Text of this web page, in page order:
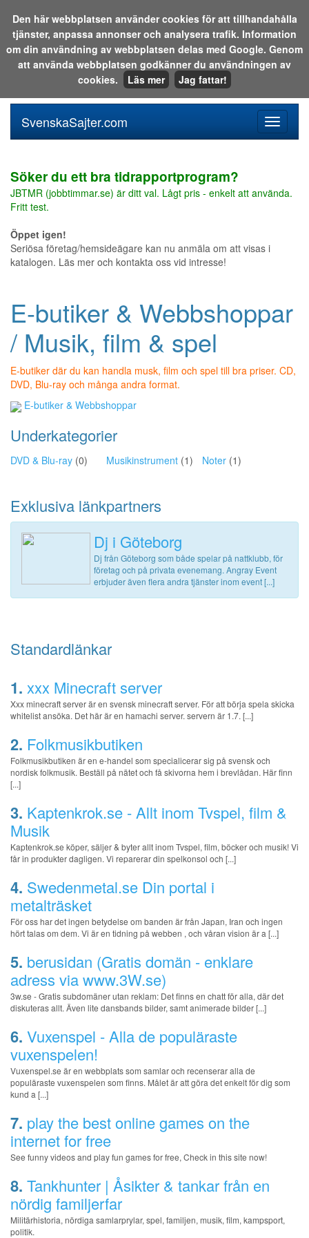
Sök i katalogen eller på webben:
meny
SvenskaSajter.com
Söker du ett bra tidrapportprogram?
JBTMR (jobbtimmar.se) är ditt val. Lågt pris - enkelt att använda.
Fritt test.
Öppet igen!
Seriösa företag/hemsideägare kan nu anmäla om att visas i
katalogen. Läs mer och kontakta oss vid intresse!
E-butiker & Webbshoppar
/ Musik, film & spel
E-butiker där du kan handla musk, film och spel till bra priser. CD,
DVD, Blu-ray och många andra format.
E-butiker & Webbshoppar
Underkategorier
DVD & Blu-ray (0) Musikinstrument (1) Noter (1)
Exklusiva länkpartners
Dj i Göteborg
Dj från Göteborg som både spelar på nattklubb, för
företag och på privata evenemang. Angray Event
erbjuder även flera andra tjänster inom event [...]
Standardlänkar
1. xxx Minecraft server
Xxx minecraft server är en svensk minecraft server. För att börja spela skicka
whitelist ansöka. Det här är en hamachi server. servern är 1.7. [...]
2. Folkmusikbutiken
Folkmusikbutiken är en e-handel som specialicerar sig på svensk och
nordisk folkmusik. Beställ på nätet och få skivorna hem i brevlådan. Här finn
[...]
3. Kaptenkrok.se - Allt inom Tvspel, film &
Musik
Kaptenkrok.se köper, säljer & byter allt inom Tvspel, film, böcker och musik! Vi
får in produkter dagligen. Vi reparerar din spelkonsol och [...]
4. Swedenmetal.se Din portal i
metalträsket
För oss har det ingen betydelse om banden är från Japan, Iran och ingen
hört talas om dem. Vi är en tidning på webben , och våran vision är a [...]
5. berusidan (Gratis domän - enklare
adress via www.3W.se)
3w.se - Gratis subdomäner utan reklam: Det finns en chatt för alla, där det
diskuteras allt. Även lite dansbands bilder, samt animerade bilder [...]
6. Vuxenspel - Alla de populäraste
vuxenspelen!
Vuxenspel.se är en webbplats som samlar och recenserar alla de
populäraste vuxenspelen som finns. Målet är att göra det enkelt för dig som
kund a [...]
7. play the best online games on the
internet for free
See funny videos and play fun games for free, Check in this site now!
8. Tankhunter | Åsikter & tankar från en
nördig familjerfar
Militärhistoria, nördiga samlarprylar, spel, familjen, musik, film, kampsport,
politik.
Den här webbplatsen använder cookies för att tillhandahålla
tjänster, anpassa annonser och analysera trafik. Information
om din användning av webbplatsen delas med Google. Genom
att använda webbplatsen godkänner du användningen av
cookies.
Läs mer Jag fattar!